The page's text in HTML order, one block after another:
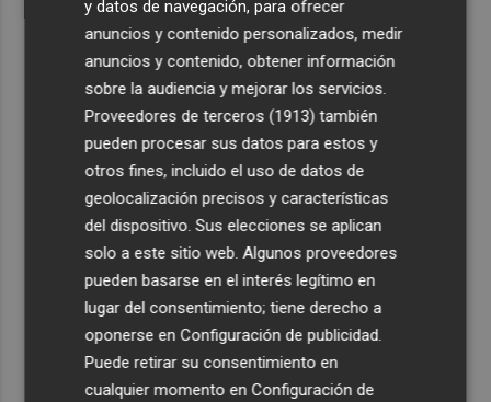
y datos de navegación, para ofrecer
anuncios y contenido personalizados, medir
anuncios y contenido, obtener información
sobre la audiencia y mejorar los servicios.
Proveedores de terceros (1913) también
pueden procesar sus datos para estos y
otros fines, incluido el uso de datos de
geolocalización precisos y características
del dispositivo. Sus elecciones se aplican
solo a este sitio web. Algunos proveedores
pueden basarse en el interés legítimo en
lugar del consentimiento; tiene derecho a
oponerse enConfiguración de publicidad
Puede retirar su consentimiento en
cualquier momento enConfiguración de